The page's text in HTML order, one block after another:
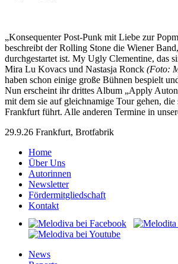
„Konsequenter Post-Punk mit Liebe zur
beschreibt der Rolling Stone die Wiener
durchgestartet ist. My Ugly Clementine, das
Mira Lu Kovacs und Nastasja Ronck (Foto:
haben schon einige große Bühnen bespielt
Nun erscheint ihr drittes Album „Apply
mit dem sie auf gleichnamige Tour gehen, die
Frankfurt führt. Alle anderen Termine in
29.9.26 Frankfurt, Brotfabrik
Home
Über Uns
Autorinnen
Newsletter
Fördermitgliedschaft
Kontakt
News